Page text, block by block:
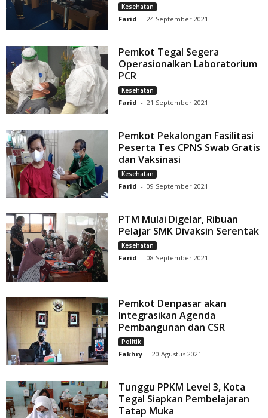
Kesehatan
Farid - 24 September 2021
Pemkot Tegal Segera
Operasionalkan Laboratorium
PCR
Kesehatan
Farid - 21 September 2021
Pemkot Pekalongan Fasilitasi
Peserta Tes CPNS Swab Gratis
dan Vaksinasi
Kesehatan
Farid - 09 September 2021
PTM Mulai Digelar, Ribuan
Pelajar SMK Divaksin Serentak
Kesehatan
Farid - 08 September 2021
Pemkot Denpasar akan
Integrasikan Agenda
Pembangunan dan CSR
Politik
Fakhry - 20 Agustus 2021
Tunggu PPKM Level 3, Kota
Tegal Siapkan Pembelajaran
Tatap Muka